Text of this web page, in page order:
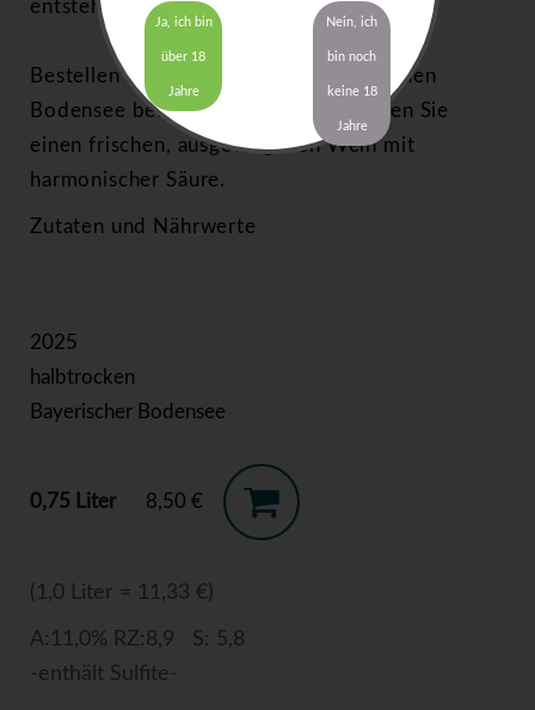
entsteht.
Bestellen Sie en Rotling vom Bayerischen
Bodensee bequem online und genießen Sie
einen frischen, ausgewogenen Wein mit
harmonischer Säure.
Zutaten und Nährwerte
2025
halbtrocken
Bayerischer Bodensee
0,75 Liter 8,50 €
(1,0 Liter = 11,33 €)
A:11,0% RZ:8,9 S: 5,8
-enthält Sulfite-
Ja, ich bin
über 18
Jahre
Nein, ich
bin noch
keine 18
Jahre